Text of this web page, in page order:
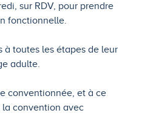
sur RDV, pour prendre
fonctionnelle.
à toutes les étapes de leur
adulte.
conventionnée, et à ce
convention avec